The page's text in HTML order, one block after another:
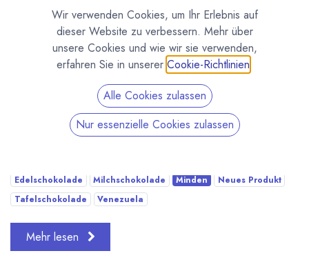
Unsere kleine feine Manufaktur in Minden war in den
letzten Wochen wieder eine Probierstube. Die Zeit
zwischen der normalen Produktion und dem Verkauf
Edelschokolade Milchschokolade Minden
Neues Produkt
Tafelschokolade
Venezuela
Mehr lesen
Wir verwenden Cookies, um Ihr Erlebnis auf
dieser Website zu verbessern. Mehr über
unsere Cookies und wie wir sie verwenden,
erfahren Sie in unserer Cookie-Richtlinien
Alle Cookies zulassen
Nur essenzielle Cookies zulassen